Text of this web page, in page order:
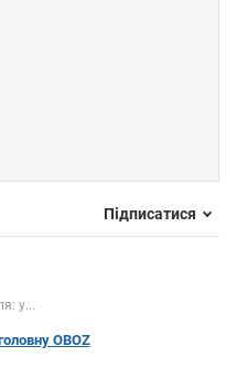
Підписатися
у...
OBOZ